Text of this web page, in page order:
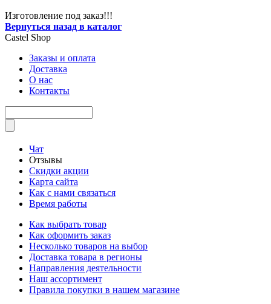
Изготовление под заказ!!!
Вернуться назад в каталог
Castel Shop
Заказы и оплата
Доставка
О нас
Контакты
Чат
Отзывы
Скидки акции
Карта сайта
Как с нами связаться
Время работы
Как выбрать товар
Как оформить заказ
Несколько товаров на выбор
Доставка товара в регионы
Направления деятельности
Наш ассортимент
Правила покупки в нашем магазине